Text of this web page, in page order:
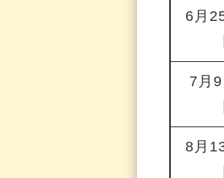
6月
7月
8月